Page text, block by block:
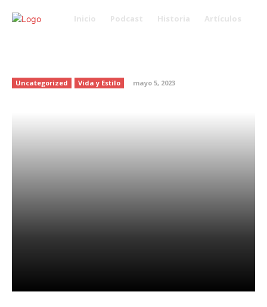
Inicio Podcast Historia Artículos
Uncategorized Vida y Estilo mayo 5, 2023